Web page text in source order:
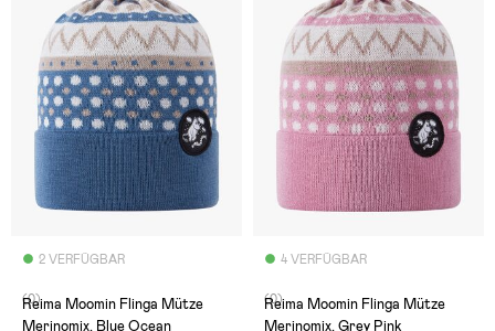
2 VERFÜGBAR
(0)
Reima Moomin Flinga Mütze
Merinomix, Blue Ocean
4 VERFÜGBAR
(0)
Reima Moomin Flinga Mütze
Merinomix, Grey Pink